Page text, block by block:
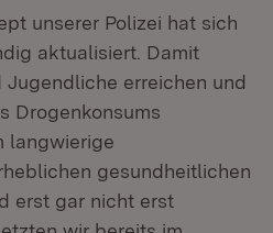
unserer Polizei hat sich
aktualisiert. Damit
erreichen und
Drogenkonsums
langwierige
gesundheitlichen
erst gar nicht erst